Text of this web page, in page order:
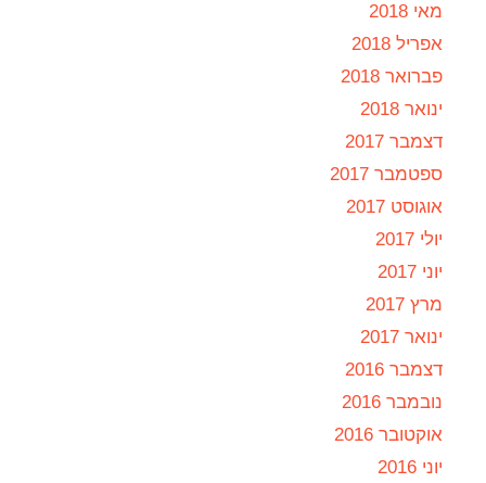
מאי 2018
אפריל 2018
פברואר 2018
ינואר 2018
דצמבר 2017
ספטמבר 2017
אוגוסט 2017
יולי 2017
יוני 2017
מרץ 2017
ינואר 2017
דצמבר 2016
נובמבר 2016
אוקטובר 2016
יוני 2016